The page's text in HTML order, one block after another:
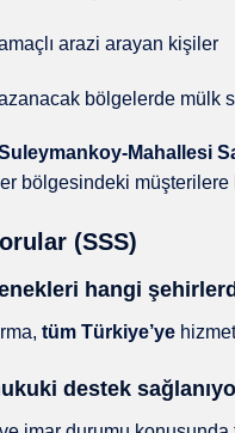
arazi arayan kişiler
bölgelerde mülk
Mahallesi
bölgesindeki
(SSS)
hangi
tüm Türkiye’ye
destek